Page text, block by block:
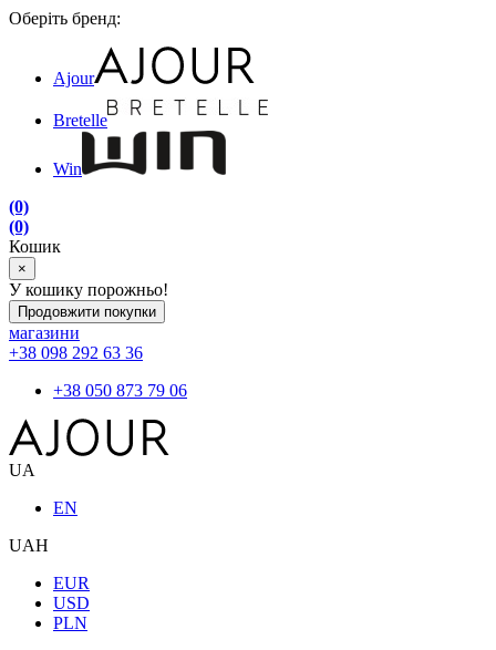
Оберіть бренд:
Ajour
Bretelle
Win
(0)
(0)
Кошик
×
У кошику порожньо!
Продовжити покупки
магазини
+38 098 292 63 36
+38 050 873 79 06
UA
EN
UAH
EUR
USD
PLN